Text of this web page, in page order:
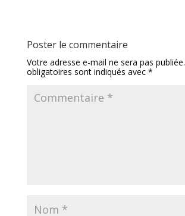
Poster le commentaire
Votre adresse e-mail ne sera pas publiée.
obligatoires sont indiqués avec *